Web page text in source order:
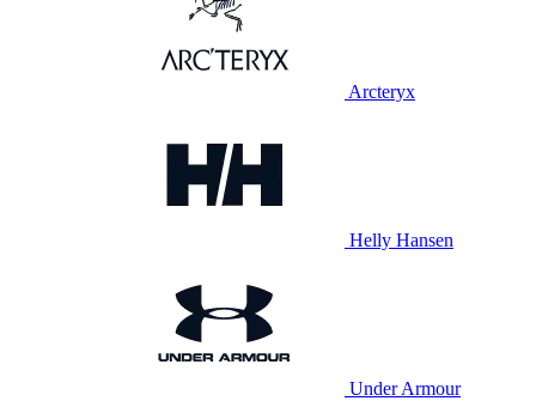
Arcteryx
Helly Hansen
Under Armour